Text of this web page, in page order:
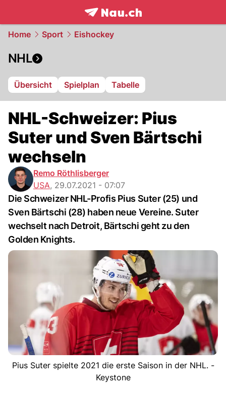
frontpage.NAU.ch
Home Sport Eishockey
NHL
Übersicht Spielplan Tabelle
NHL-Schweizer: Pius
Suter und Sven Bärtschi
wechseln
Remo Röthlisberger
USA, 29.07.2021 - 07:07
Die Schweizer NHL-Profis Pius Suter (25) und
Sven Bärtschi (28) haben neue Vereine. Suter
wechselt nach Detroit, Bärtschi geht zu den
Golden Knights.
Pius Suter spielte 2021 die erste Saison in der NHL. -
Keystone